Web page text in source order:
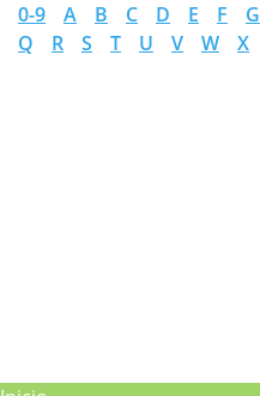
0-9 A B C D E F G
Q
R S T U V W X